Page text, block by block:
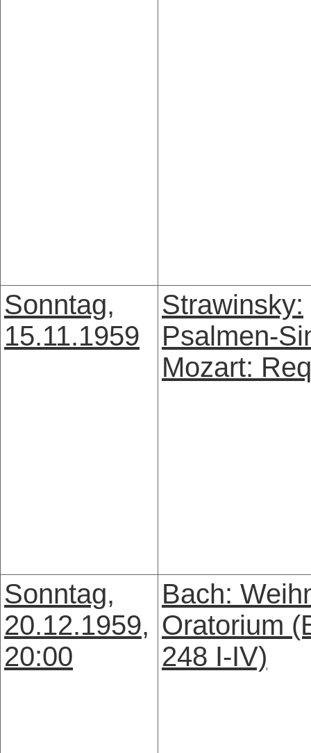
Sonntag,
15.11.1959
Strawinsky:
Psalmen-
Mozart:
Sonntag,
20.12.1959,
20:00
Bach:
Oratorium
248 I-IV)